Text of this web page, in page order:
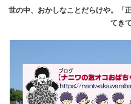
世の中、おかしなことだらけや。「
てき